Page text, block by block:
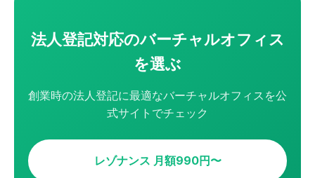
法人登記対応のバーチャルオフィス
を選ぶ
創業時の法人登記に最適なバーチャルオフィスを公
式サイトでチェック
レゾナンス 月額990円〜